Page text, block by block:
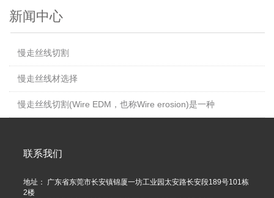
新闻中心
慢走丝线切割
慢走丝线材选择
慢走丝线切割(Wire EDM，也称Wire erosion)是一种
联系我们
地址： 广东省东莞市长安镇锦厦一坊工业园太安路长安段189号101栋
2楼